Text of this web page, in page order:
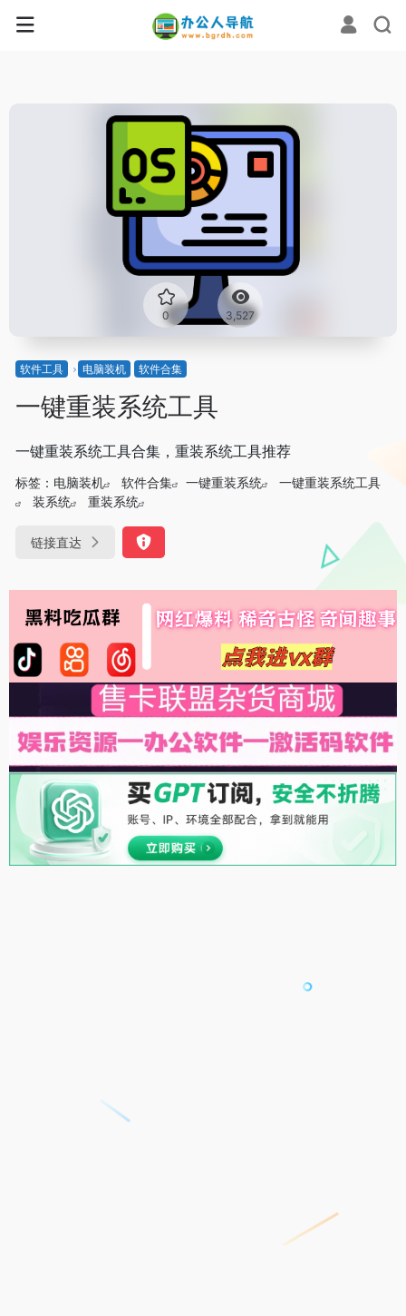
0 3,527
软件工具 电脑装机 软件合集
一键重装系统工具
一键重装系统工具合集，重装系统工具推荐
标签： 电脑装机 软件合集 一键重装系统
一键重装系统工具
装系统
重装系统
链接直达